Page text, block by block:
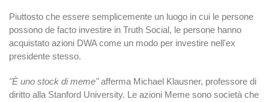
Piuttosto che essere semplicemente un luogo in cui le persone
possono de facto investire in Truth Social, le persone hanno
acquistato azioni DWA come un modo per investire nell'ex
presidente stesso.
"È uno stock di meme"afferma Michael Klausner, professore di
diritto alla Stanford University. Le azioni Meme sono società che